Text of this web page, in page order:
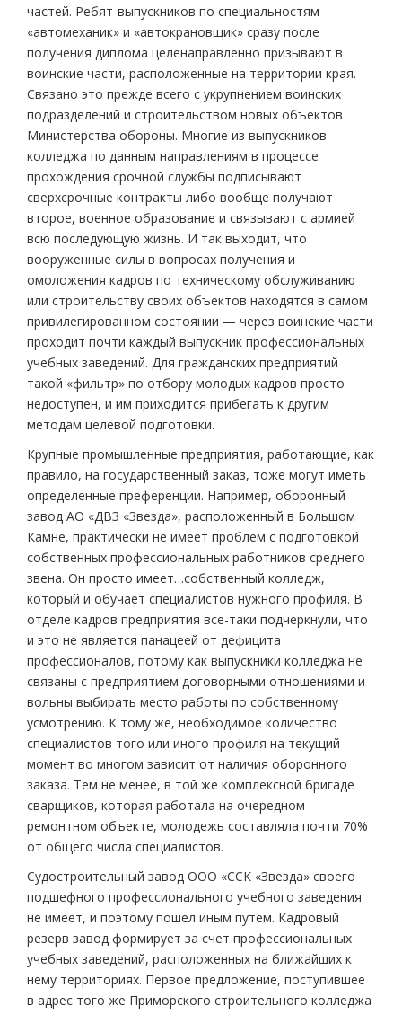
частей. Ребят-выпускников по специальностям
«автомеханик» и «автокрановщик» сразу после
получения диплома целенаправленно призывают в
воинские части, расположенные на территории края.
Связано это прежде всего с укрупнением воинских
подразделений и строительством новых объектов
Министерства обороны. Многие из выпускников
колледжа по данным направлениям в процессе
прохождения срочной службы подписывают
сверхсрочные контракты либо вообще получают
второе, военное образование и связывают с армией
всю последующую жизнь. И так выходит, что
вооруженные силы в вопросах получения и
омоложения кадров по техническому обслуживанию
или строительству своих объектов находятся в самом
привилегированном состоянии — через воинские части
проходит почти каждый выпускник профессиональных
учебных заведений. Для гражданских предприятий
такой «фильтр» по отбору молодых кадров просто
недоступен, и им приходится прибегать к другим
методам целевой подготовки.
Крупные промышленные предприятия, работающие, как
правило, на государственный заказ, тоже могут иметь
определенные преференции. Например, оборонный
завод АО «ДВЗ «Звезда», расположенный в Большом
Камне, практически не имеет проблем с подготовкой
собственных профессиональных работников среднего
звена. Он просто имеет…собственный колледж,
который и обучает специалистов нужного профиля. В
отделе кадров предприятия все-таки подчеркнули, что
и это не является панацеей от дефицита
профессионалов, потому как выпускники колледжа не
связаны с предприятием договорными отношениями и
вольны выбирать место работы по собственному
усмотрению. К тому же, необходимое количество
специалистов того или иного профиля на текущий
момент во многом зависит от наличия оборонного
заказа. Тем не менее, в той же комплексной бригаде
сварщиков, которая работала на очередном
ремонтном объекте, молодежь составляла почти 70%
от общего числа специалистов.
Судостроительный завод ООО «ССК «Звезда» своего
подшефного профессионального учебного заведения
не имеет, и поэтому пошел иным путем. Кадровый
резерв завод формирует за счет профессиональных
учебных заведений, расположенных на ближайших к
нему территориях. Первое предложение, поступившее
в адрес того же Приморского строительного колледжа